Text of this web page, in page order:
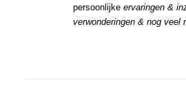
persoonlijke ervaringen &
verwonderingen & nog veel